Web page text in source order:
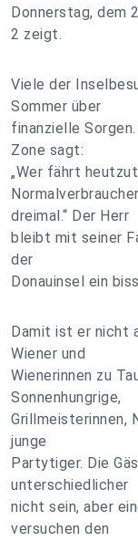
Donnerstag, dem
2 zeigt.
Viele der
Sommer über
finanzielle
Zone sagt:
„Wer fährt
dreimal.“ Der Herr
bleibt mit seiner
der
Donauinsel ein
Damit ist er nicht
Wiener und
Wienerinnen zu
Sonnenhungrige,
Grillmeisterinnen,
junge
Partytiger. Die
unterschiedlicher
nicht sein, aber
versuchen den